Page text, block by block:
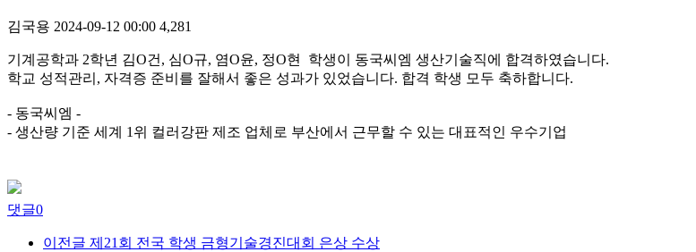
김국용 2024-09-12 00:00 4,281
기계공학과 2학년 김O건, 심O규, 염O윤, 정O현 학생이 동국씨엠 생산기술직에 합격하였습니다.
학교 성적관리, 자격증 준비를 잘해서 좋은 성과가 있었습니다. 합격 학생 모두 축하합니다.
- 동국씨엠 -
- 생산량 기준 세계 1위 컬러강판 제조 업체로 부산에서 근무할 수 있는 대표적인 우수기업
댓글0
이전글 제21회 전국 학생 금형기술경진대회 은상 수상